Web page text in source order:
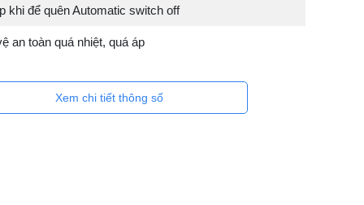
khi để quên Automatic switch off
an toàn quá nhiệt, quá áp
Xem chi tiết thông số